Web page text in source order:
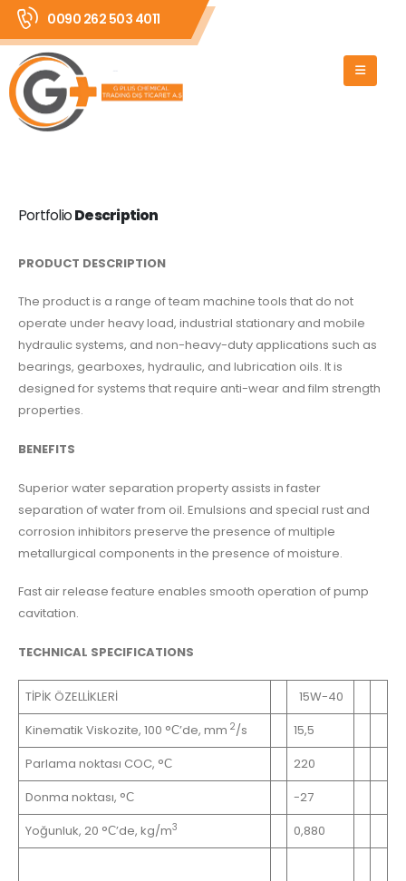
0090 262 503 4011
PortfolioDescription
PRODUCT DESCRIPTION
The product is a range of team machine tools that do not
operate under heavy load, industrial stationary and mobile
hydraulic systems, and non-heavy-duty applications such as
bearings, gearboxes, hydraulic, and lubrication oils. It is
designed for systems that require anti-wear and film strength
properties.
BENEFITS
Superior water separation property assists in faster
separation of water from oil. Emulsions and special rust and
corrosion inhibitors preserve the presence of multiple
metallurgical components in the presence of moisture.
Fast air release feature enables smooth operation of pump
cavitation.
TECHNICAL SPECIFICATIONS
TİPİK ÖZELLİKLERİ
15W-40
Kinematik Viskozite, 100 °С’de, mm 2/s
15,5
Parlama noktası COC, °С
220
Donma noktası, °С
-27
Yoğunluk, 20 °С’de, kg/m3 0,880